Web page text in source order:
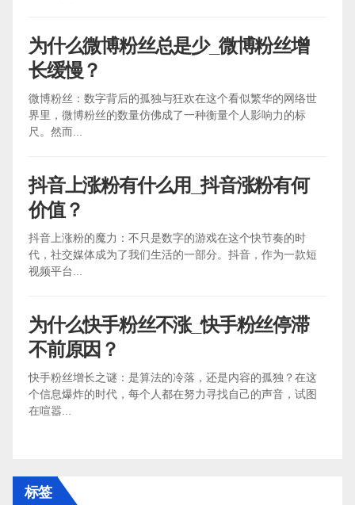
为什么微博粉丝总是少_微博粉丝增
长缓慢？
微博粉丝：数字背后的孤独与狂欢在这个看似繁华的网络世
界里，微博粉丝的数量仿佛成了一种衡量个人影响力的标
尺。然而...
抖音上涨粉有什么用_抖音涨粉有何
价值？
抖音上涨粉的魔力：不只是数字的游戏在这个快节奏的时
代，社交媒体成为了我们生活的一部分。抖音，作为一款短
视频平台...
为什么快手粉丝不涨_快手粉丝停滞
不前原因？
快手粉丝增长之谜：是算法的冷落，还是内容的孤独？在这
个信息爆炸的时代，每个人都在努力寻找自己的声音，试图
在喧嚣...
标签